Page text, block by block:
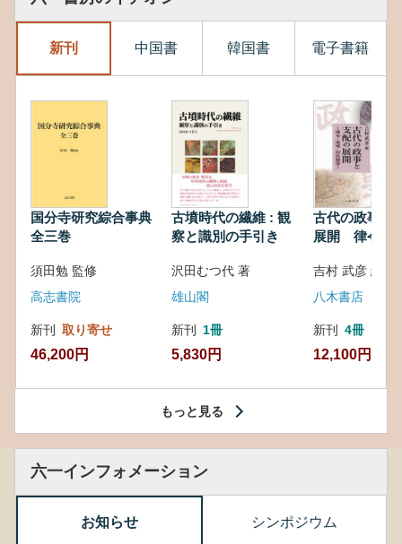
新刊 中国書 韓国書 電子書籍
国分寺研究綜合事典
全三巻
須田勉 監修
高志書院
新刊 取り寄せ
46,200円
古墳時代の繊維 : 観
察と識別の手引き
沢田むつ代 著
雄山閣
新刊 1冊
5,830円
古代の政事と
展開 律令・
吉村 武彦 編集
八木書店
新刊 4冊
12,100円
もっと見る
六一インフォメーション
お知らせ シンポジウム